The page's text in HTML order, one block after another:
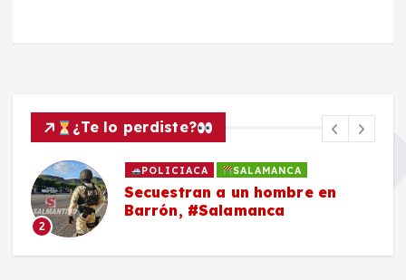
¿Te lo perdiste?
2
POLICIACA SALAMANCA
Secuestran a un hombre en
Barrón, #Salamanca